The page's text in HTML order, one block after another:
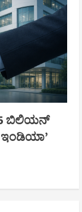
ಬಿಲಿಯನ್